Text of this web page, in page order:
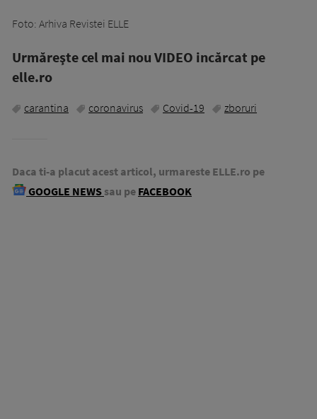
Foto: Arhiva Revistei ELLE
Urmăreşte cel mai nou VIDEO incărcat pe
elle.ro
carantina coronavirus Covid-19 zboruri
Daca ti-a placut acest articol, urmareste ELLE.ro pe
GOOGLE NEWS sau pe FACEBOOK